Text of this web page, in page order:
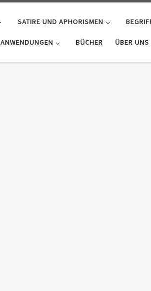
SATIRE UND APHORISMEN
ANWENDUNGEN BÜCHER ÜBER UNS